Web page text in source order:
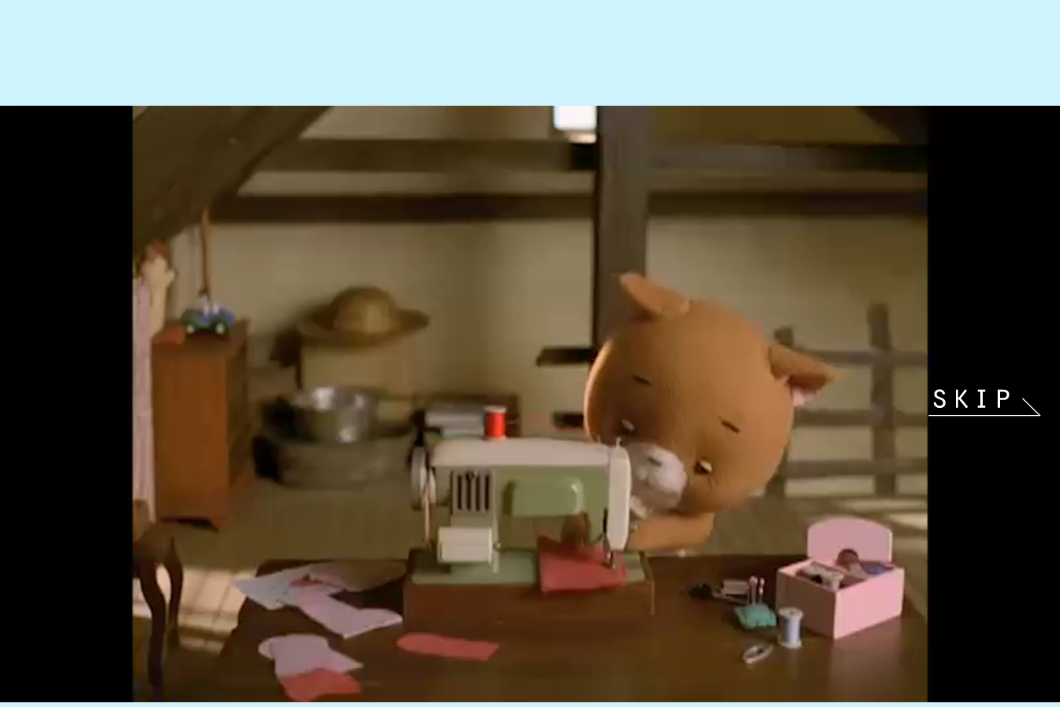
dwarfはキャラクター開発と、
こま撮りアニメーションを
手がけるスタジオです。
これまでの制作から得た知識と経験をもとに、
長く愛されるキャラクター・アニメーションの
提案と制作を行います。